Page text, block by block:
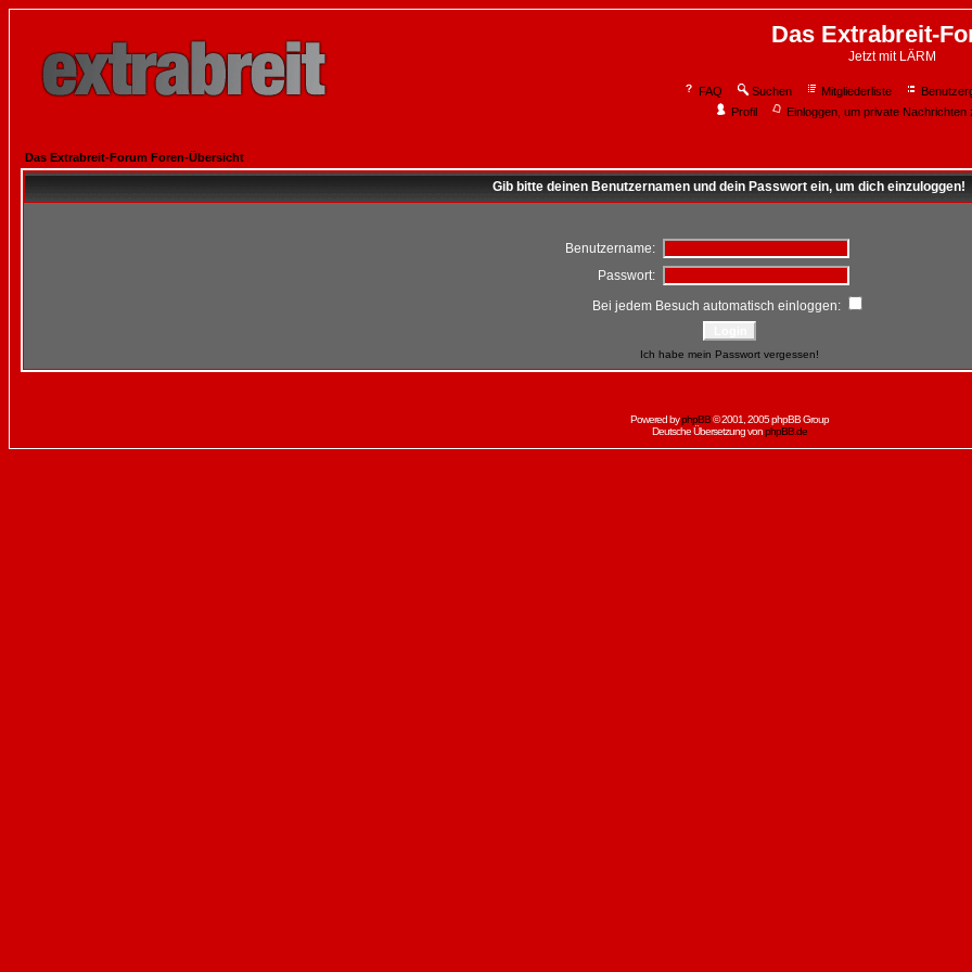
Das Extrabreit-
Jetzt mit LÄRM
FAQ Suchen Mitgliederliste
Profil
Einloggen, um private Nachrichten
Das Extrabreit-Forum Foren-Übersicht
Gib bitte deinen Benutzernamen und dein Passwort ein, um dich einzuloggen!
Benutzername:
Passwort:
Bei jedem Besuch automatisch einloggen:
Ich habe mein Passwort vergessen!
Powered byphpBB© 2001, 2005 phpBB Group
Deutsche Übersetzung vonphpBB.de